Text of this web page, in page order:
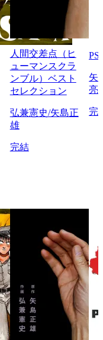
人間交差点（ヒ
ューマンスクラ
ンブル）ベスト
セレクション
弘兼憲史/矢島正
雄
完結
矢
亮
完